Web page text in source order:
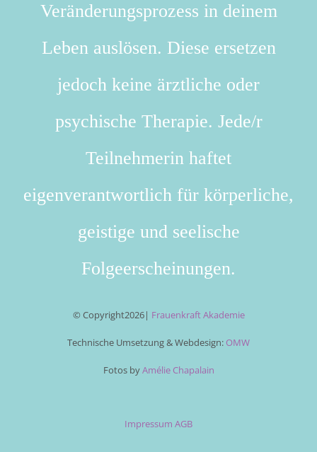
Veränderungsprozess in deinem
Leben auslösen. Diese ersetzen
jedoch keine ärztliche oder
psychische Therapie. Jede/r
Teilnehmerin haftet
eigenverantwortlich für körperliche,
geistige und seelische
Folgeerscheinungen.
© Copyright2026| Frauenkraft Akademie
Technische Umsetzung & Webdesign: OMW
Fotos byAmélie Chapalain
Impressum AGB